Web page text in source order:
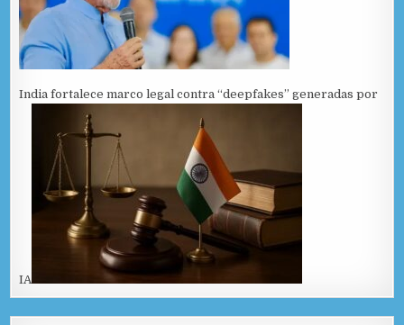
India fortalece marco legal contra “deepfakes” generadas por
IA